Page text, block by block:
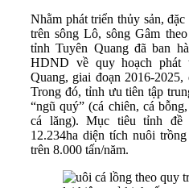
Nhằm phát triển thủy sản,
trên sông Lô, sông Gâm
tỉnh Tuyên Quang đã ban
HDND về quy hoạch phát
Quang, giai đoạn 2016-
Trong đó, tỉnh ưu tiên tập
“ngũ quý” (cá chiên, cá
cá lăng). Mục tiêu tỉnh đề
12.234ha diện tích nuôi
trên 8.000 tấn/năm.